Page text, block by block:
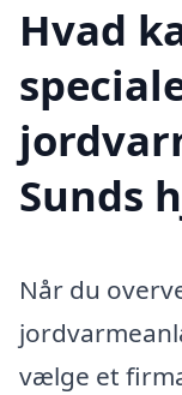
Hvad
Sunds
Når du
vælge et